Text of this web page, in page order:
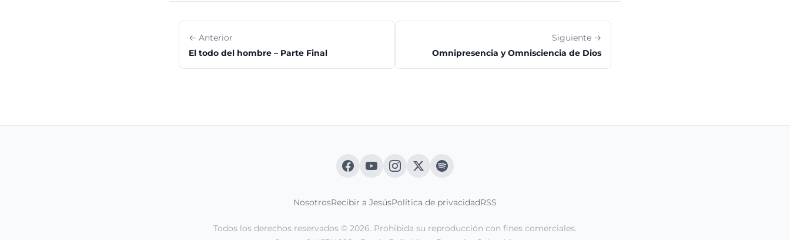
← Anterior
El todo del hombre – Parte Final
Siguiente →
Omnipresencia y Omnisciencia de Dios
NosotrosRecibir a JesúsPolítica de privacidadRSS
Todos los derechos reservados © 2026. Prohibida su reproducción con fines comerciales.